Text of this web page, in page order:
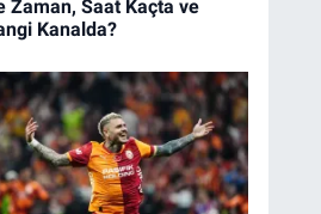
Zaman, Saat Kaçta ve
Kanalda?